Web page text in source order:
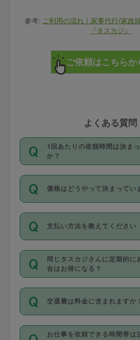
参考: ご利用の流れ｜家事代行/家政
『タスカジ』
よくある質問
1回あたりの依頼時間は決ま
か？
依頼1回につき3時間固定で
超えて依頼したい場合は、
利用ください。機能をご利
の上事前申請することが必
お、3時間を下回っても、
いません。
価格はどうやって決まってい
11種類の価格帯の中からタ
身が価格を選んで設定して
タスカジさんの価格設定に
があり、レビュー件数、レ
値、などで除々に設定可能
がっていく仕組みになって
支払い方法を教えてください
お支払方法はクレジットカ
Master／JCB／AMERICAN
Diners Club）のみとなり
を行う際にご入力ください
ル登録時にはご入力いただ
丈夫です。
同じタスカジさんに定期的に
合はお得になる？
依頼には「スポット」と「
隔週）」があり、「定期」
ポット」よりお得な料金で
す。
交通費は料金に含まれますか
交通費は依頼料金とは別途
お仕事を依頼できる時間帯は